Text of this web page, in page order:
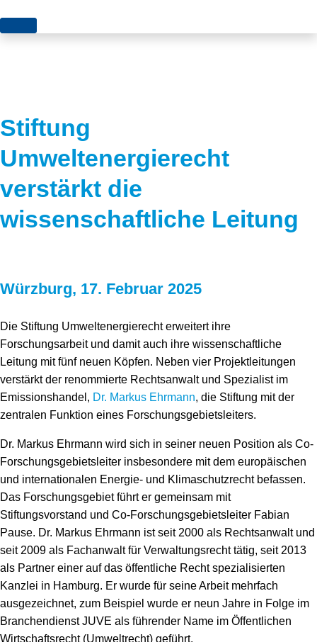
Themen
Flächen
Genehmigungen
Grundsatzfragen
Märkte
Sektorenkopplung
Speicher
Stromerzeugung
Wasserstoff
News
Blog
Karriere
Über uns
Team
Forschungsnetzwerk
Bibliothek
Infomaterial
Schriften zum Umweltenergierecht
Stiftung
Umweltenergierecht
verstärkt die
wissenschaftliche Leitung
Würzburg, 17. Februar 2025
Die Stiftung Umweltenergierecht erweitert ihre
Forschungsarbeit und damit auch ihre wissenschaftliche
Leitung mit fünf neuen Köpfen. Neben vier Projektleitungen
verstärkt der renommierte Rechtsanwalt und Spezialist im
Emissionshandel, Dr. Markus Ehrmann, die Stiftung mit der
zentralen Funktion eines Forschungsgebietsleiters.
Dr. Markus Ehrmann wird sich in seiner neuen Position als Co-
Forschungsgebietsleiter insbesondere mit dem europäischen
und internationalen Energie- und Klimaschutzrecht befassen.
Das Forschungsgebiet führt er gemeinsam mit
Stiftungsvorstand und Co-Forschungsgebietsleiter Fabian
Pause. Dr. Markus Ehrmann ist seit 2000 als Rechtsanwalt und
seit 2009 als Fachanwalt für Verwaltungsrecht tätig, seit 2013
als Partner einer auf das öffentliche Recht spezialisierten
Kanzlei in Hamburg. Er wurde für seine Arbeit mehrfach
ausgezeichnet, zum Beispiel wurde er neun Jahre in Folge im
Branchendienst JUVE als führender Name im Öffentlichen
Wirtschaftsrecht (Umweltrecht) geführt.